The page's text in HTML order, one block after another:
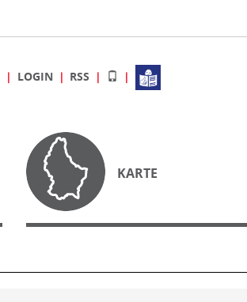
LOGIN RSS
KARTE